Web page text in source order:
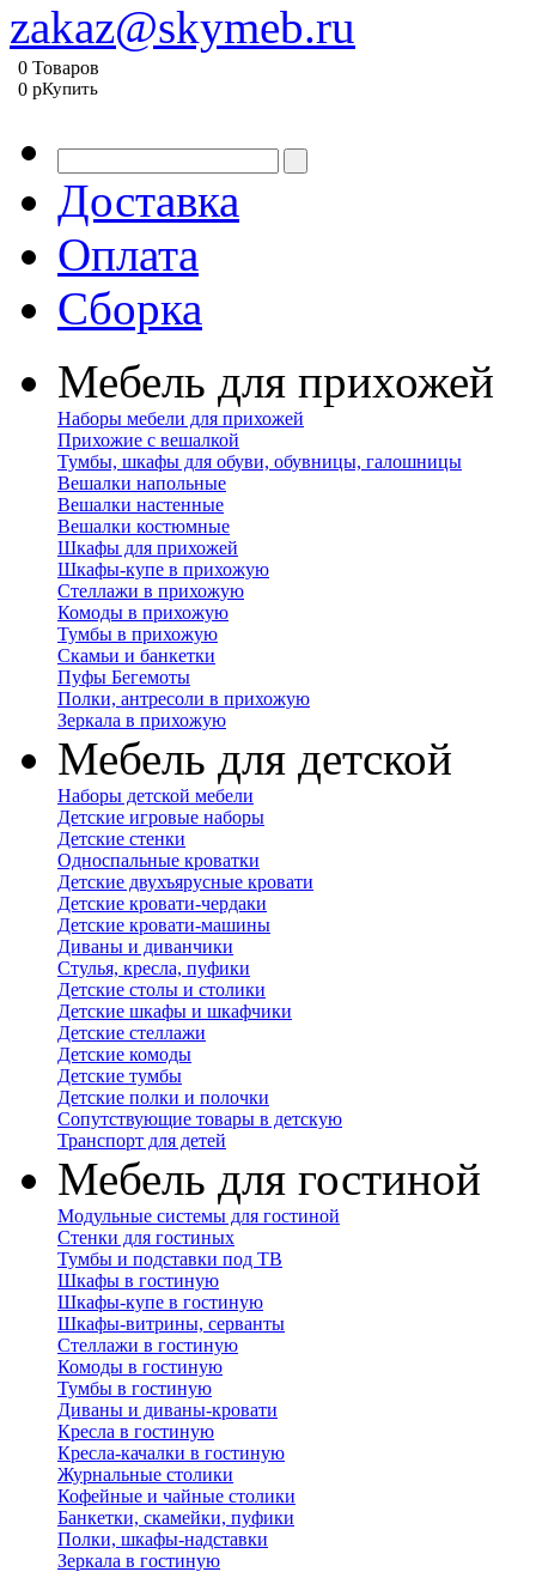
zakaz@skymeb.ru
0 Товаров
0 pКупить
Доставка
Оплата
Сборка
Мебель для прихожей
Наборы мебели для прихожей
Прихожие с вешалкой
Тумбы, шкафы для обуви, обувницы, галошницы
Вешалки напольные
Вешалки настенные
Вешалки костюмные
Шкафы для прихожей
Шкафы-купе в прихожую
Стеллажи в прихожую
Комоды в прихожую
Тумбы в прихожую
Скамьи и банкетки
Пуфы Бегемоты
Полки, антресоли в прихожую
Зеркала в прихожую
Мебель для детской
Наборы детской мебели
Детские игровые наборы
Детские стенки
Односпальные кроватки
Детские двухъярусные кровати
Детские кровати-чердаки
Детские кровати-машины
Диваны и диванчики
Стулья, кресла, пуфики
Детские столы и столики
Детские шкафы и шкафчики
Детские стеллажи
Детские комоды
Детские тумбы
Детские полки и полочки
Сопутствующие товары в детскую
Транспорт для детей
Мебель для гостиной
Модульные системы для гостиной
Стенки для гостиных
Тумбы и подставки под ТВ
Шкафы в гостиную
Шкафы-купе в гостиную
Шкафы-витрины, серванты
Стеллажи в гостиную
Комоды в гостиную
Тумбы в гостиную
Диваны и диваны-кровати
Кресла в гостиную
Кресла-качалки в гостиную
Журнальные столики
Кофейные и чайные столики
Банкетки, скамейки, пуфики
Полки, шкафы-надставки
Зеркала в гостиную